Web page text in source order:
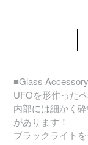
■Glass
UFOを形作った
内部には細かく
があります！
ブラックライト